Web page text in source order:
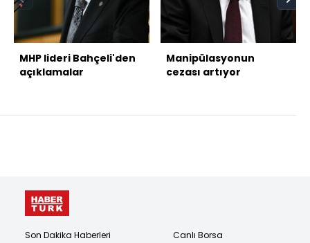
MHP lideri Bahçeli'den
açıklamalar
Manipülasyonun
cezası artıyor
Son Dakika Haberleri
Canlı Borsa